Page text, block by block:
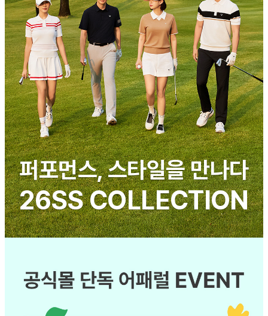
퍼포먼스, 스타일을 만나다
26SS COLLECTION